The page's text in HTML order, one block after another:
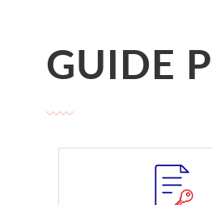
GUIDE